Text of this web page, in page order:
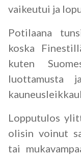
vaikeutui ja
Potilaana
koska
kuten
luottamusta
Lopputulos
olisin voinut
tai